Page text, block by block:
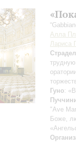
Алла
Лариса
Гуно:
"Ave
Боже,